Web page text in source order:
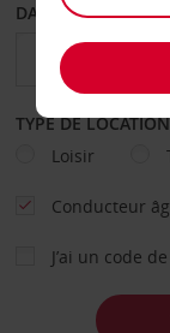
DATE DE DÉPART
TYPE DE LOCATION
Loisir
Conducteur
J’ai un code